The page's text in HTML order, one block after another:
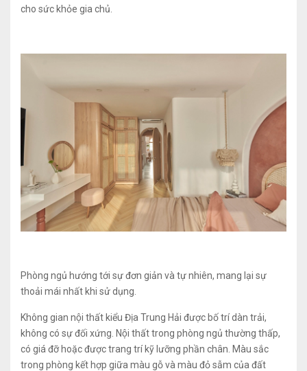
cho sức khỏe gia chủ.
Phòng ngủ hướng tới sự đơn giản và tự nhiên, mang lại sự
thoải mái nhất khi sử dụng.
Không gian nội thất kiểu Địa Trung Hải được bố trí dàn trải,
không có sự đối xứng. Nội thất trong phòng ngủ thường thấp,
có giá đỡ hoặc được trang trí kỹ lưỡng phần chân. Màu sắc
trong phòng kết hợp giữa màu gỗ và màu đỏ sẫm của đất